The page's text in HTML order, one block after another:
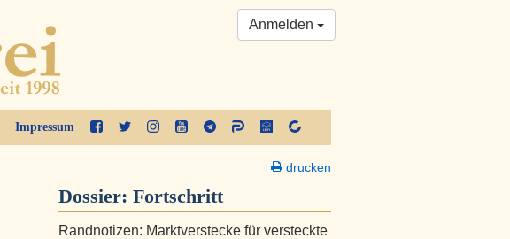
Impressum
Anmelden
drucken
Dossier: Fortschritt
Randnotizen: Marktverstecke für versteckte